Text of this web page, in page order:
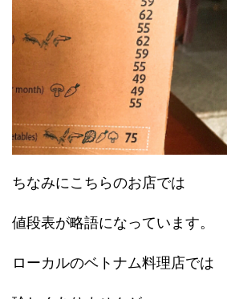
ちなみにこちらのお店では
値段表が略語になっています。
ローカルのベトナム料理店では